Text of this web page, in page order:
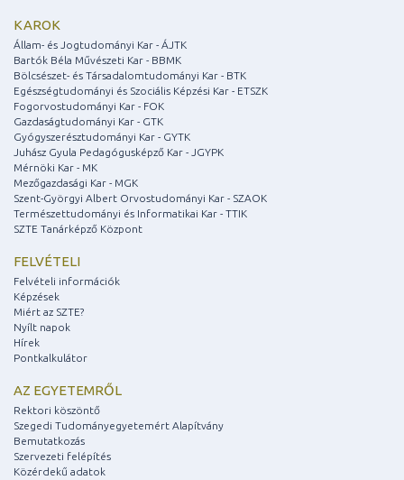
KAROK
Állam- és Jogtudományi Kar - ÁJTK
Bartók Béla Művészeti Kar - BBMK
Bölcsészet- és Társadalomtudományi Kar - BTK
Egészségtudományi és Szociális Képzési Kar - ETSZK
Fogorvostudományi Kar - FOK
Gazdaságtudományi Kar - GTK
Gyógyszerésztudományi Kar - GYTK
Juhász Gyula Pedagógusképző Kar - JGYPK
Mérnöki Kar - MK
Mezőgazdasági Kar - MGK
Szent-Györgyi Albert Orvostudományi Kar - SZAOK
Természettudományi és Informatikai Kar - TTIK
SZTE Tanárképző Központ
FELVÉTELI
Felvételi információk
Képzések
Miért az SZTE?
Nyílt napok
Hírek
Pontkalkulátor
AZ EGYETEMRŐL
Rektori köszöntő
Szegedi Tudományegyetemért Alapítvány
Bemutatkozás
Szervezeti felépítés
Közérdekű adatok